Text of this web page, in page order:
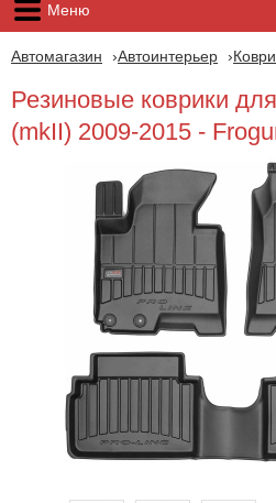
Меню
Автомагазин Автоинтерьер
Резиновые коврики
(mkII) 2009-2015 -